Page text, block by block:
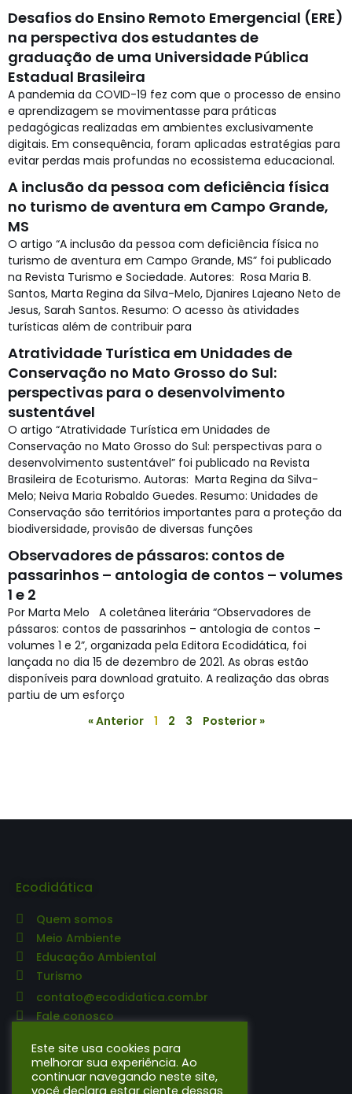
Desafios do Ensino Remoto Emergencial (ERE)
na perspectiva dos estudantes de
graduação de uma Universidade Pública
Estadual Brasileira
A pandemia da COVID-19 fez com que o processo de ensino
e aprendizagem se movimentasse para práticas
pedagógicas realizadas em ambientes exclusivamente
digitais. Em consequência, foram aplicadas estratégias para
evitar perdas mais profundas no ecossistema educacional.
A inclusão da pessoa com deficiência física
no turismo de aventura em Campo Grande,
MS
O artigo “A inclusão da pessoa com deficiência física no
turismo de aventura em Campo Grande, MS” foi publicado
na Revista Turismo e Sociedade. Autores: Rosa Maria B.
Santos, Marta Regina da Silva-Melo, Djanires Lajeano Neto de
Jesus, Sarah Santos. Resumo: O acesso às atividades
turísticas além de contribuir para
Atratividade Turística em Unidades de
Conservação no Mato Grosso do Sul:
perspectivas para o desenvolvimento
sustentável
O artigo “Atratividade Turística em Unidades de
Conservação no Mato Grosso do Sul: perspectivas para o
desenvolvimento sustentável” foi publicado na Revista
Brasileira de Ecoturismo. Autoras: Marta Regina da Silva-
Melo; Neiva Maria Robaldo Guedes. Resumo: Unidades de
Conservação são territórios importantes para a proteção da
biodiversidade, provisão de diversas funções
Observadores de pássaros: contos de
passarinhos – antologia de contos – volumes
1 e 2
Por Marta Melo A coletânea literária “Observadores de
pássaros: contos de passarinhos – antologia de contos –
volumes 1 e 2”, organizada pela Editora Ecodidática, foi
lançada no dia 15 de dezembro de 2021. As obras estão
disponíveis para download gratuito. A realização das obras
partiu de um esforço
« Anterior
1 2 3 Posterior »
Ecodidática
Quem somos
Meio Ambiente
Educação Ambiental
Turismo
contato@ecodidatica.com.br
Fale conosco
Editora Ecodidática
O que publicamos
Este site usa cookies para
melhorar sua experiência. Ao
continuar navegando neste site,
você declara estar ciente dessas